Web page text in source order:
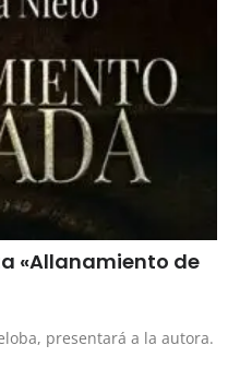
«Allanamiento de
presentará a la autora.